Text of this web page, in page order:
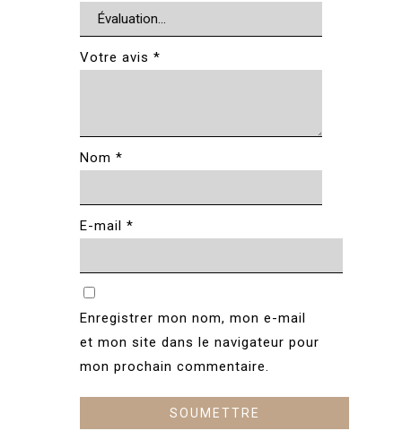
Votre avis *
Nom *
E-mail *
Enregistrer mon nom, mon e-mail
et mon site dans le navigateur pour
mon prochain commentaire.